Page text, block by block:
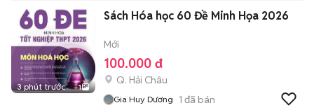
3 phút trước 1
Sách Hóa học 60 Đề Minh Họa 2026
Mới
100.000 đ
Q. Hải Châu
Gia Huy Dương 1 đã bán